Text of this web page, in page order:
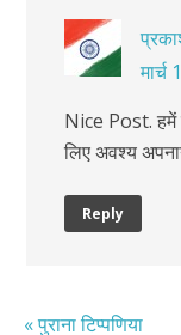
Nice Post. हमें
लिए अवश्य
Reply
« पुराना टिप्पणिया